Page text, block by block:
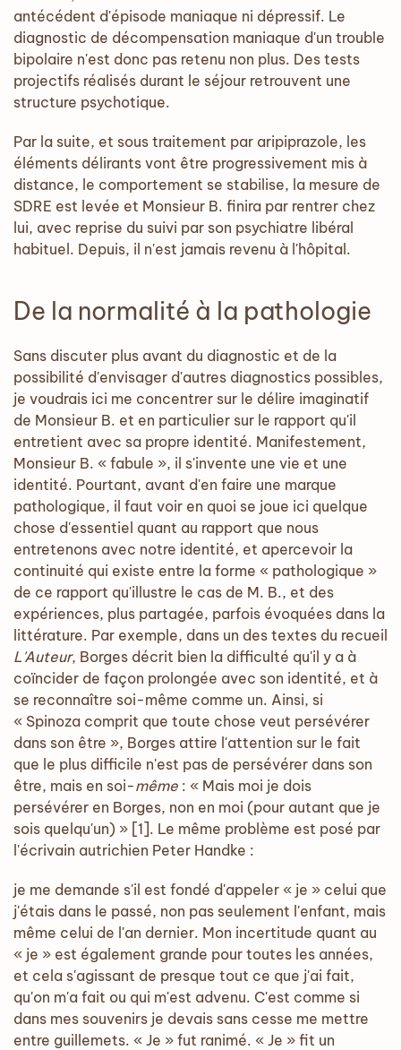
antécédent d'épisode maniaque ni dépressif. Le
diagnostic de décompensation maniaque d'un trouble
bipolaire n'est donc pas retenu non plus. Des tests
projectifs réalisés durant le séjour retrouvent une
structure psychotique.
Par la suite, et sous traitement par aripiprazole, les
éléments délirants vont être progressivement mis à
distance, le comportement se stabilise, la mesure de
SDRE est levée et Monsieur B. finira par rentrer chez
lui, avec reprise du suivi par son psychiatre libéral
habituel. Depuis, il n'est jamais revenu à l'hôpital.
De la normalité à la pathologie
Sans discuter plus avant du diagnostic et de la
possibilité d'envisager d'autres diagnostics possibles,
je voudrais ici me concentrer sur le délire imaginatif
de Monsieur B. et en particulier sur le rapport qu'il
entretient avec sa propre identité. Manifestement,
Monsieur B. « fabule », il s'invente une vie et une
identité. Pourtant, avant d'en faire une marque
pathologique, il faut voir en quoi se joue ici quelque
chose d'essentiel quant au rapport que nous
entretenons avec notre identité, et apercevoir la
continuité qui existe entre la forme « pathologique »
de ce rapport qu'illustre le cas de M. B., et des
expériences, plus partagée, parfois évoquées dans la
littérature. Par exemple, dans un des textes du recueil
L'Auteur, Borges décrit bien la difficulté qu'il y a à
coïncider de façon prolongée avec son identité, et à
se reconnaître soi-même comme un. Ainsi, si
« Spinoza comprit que toute chose veut persévérer
dans son être », Borges attire l'attention sur le fait
que le plus difficile n'est pas de persévérer dans son
être, mais en soi-même : « Mais moi je dois
persévérer en Borges, non en moi (pour autant que je
sois quelqu'un) » [1]. Le même problème est posé par
l'écrivain autrichien Peter Handke :
je me demande s'il est fondé d'appeler « je » celui que
j'étais dans le passé, non pas seulement l'enfant, mais
même celui de l'an dernier. Mon incertitude quant au
« je » est également grande pour toutes les années,
et cela s'agissant de presque tout ce que j'ai fait,
qu'on m'a fait ou qui m'est advenu. C'est comme si
dans mes souvenirs je devais sans cesse me mettre
entre guillemets. « Je » fut ranimé. « Je » fit un